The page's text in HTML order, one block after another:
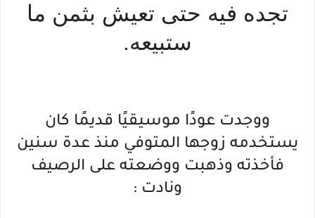
تجده فيه حتى تعيش بثمن ما
ستبيعه.
ووجدت عودًا موسيقيًا قديمًا كان
يستخدمه زوجها المتوفي منذ عدة سنين
فأخذته وذهبت ووضعته على الرصيف
ونادت :